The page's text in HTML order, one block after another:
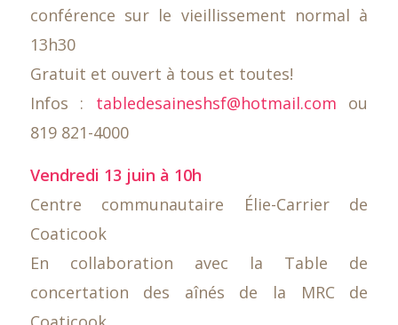
conférence sur le vieillissement normal à
13h30
Gratuit et ouvert à tous et toutes!
Infos : tabledesaineshsf@hotmail.com ou
819 821-4000
Vendredi 13 juin à 10h
Centre communautaire Élie-Carrier de
Coaticook
En collaboration avec la Table de
concertation des aînés de la MRC de